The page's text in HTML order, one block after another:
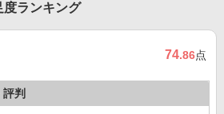
度ランキング
74.86点
判